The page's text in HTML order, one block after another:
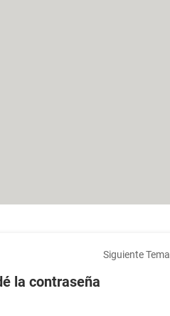
Siguiente Tema
la contraseña